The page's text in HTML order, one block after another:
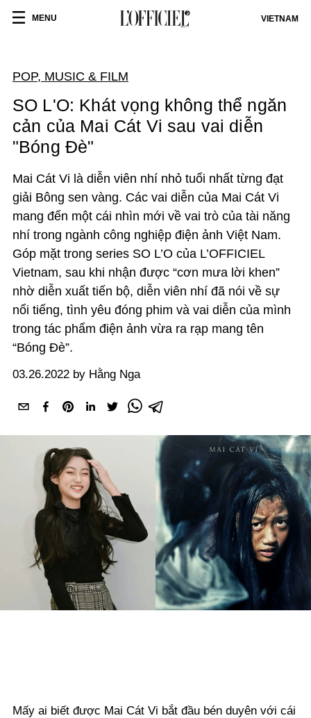
MENU VIETNAM
POP, MUSIC & FILM
SO L'O: Khát vọng không thể ngăn
cản của Mai Cát Vi sau vai diễn
"Bóng Đè"
Mai Cát Vi là diễn viên nhí nhỏ tuổi nhất từng đạt
giải Bông sen vàng. Các vai diễn của Mai Cát Vi
mang đến một cái nhìn mới về vai trò của tài năng
nhí trong ngành công nghiệp điện ảnh Việt Nam.
Góp mặt trong series SO L’O của L’OFFICIEL
Vietnam, sau khi nhận được “cơn mưa lời khen”
nhờ diễn xuất tiến bộ, diễn viên nhí đã nói về sự
nổi tiếng, tình yêu đóng phim và vai diễn của mình
trong tác phẩm điện ảnh vừa ra rạp mang tên
“Bóng Đè”.
03.26.2022 by Hằng Nga
Mấy ai biết được Mai Cát Vi bắt đầu bén duyên với cái